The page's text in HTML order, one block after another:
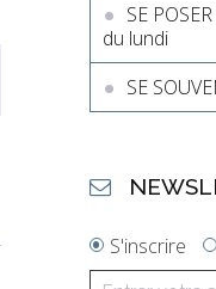
SE
du lundi
SE
S'inscrire